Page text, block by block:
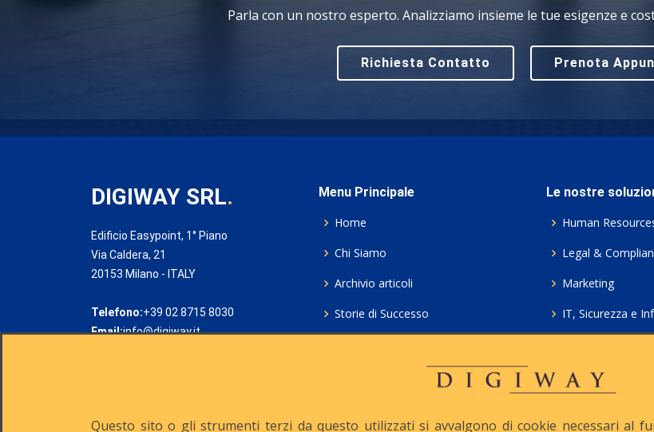
Parla con un nostro esperto. Analizziamo insieme le tue esigenze e
Richiesta Contatto Prenota
DIGIWAY SRL.
Edificio Easypoint, 1° Piano
Via Caldera, 21
20153 Milano - ITALY
Telefono:+39 02 8715 8030
Email:info@digiway.it
Menu Principale
Home
Chi Siamo
Archivio articoli
Storie di Successo
Le nostre
Human
Legal &
Marketing
IT, Sicurezza e
Consulenza ICT e
Questo sito o gli strumenti terzi da questo utilizzati si avvalgono di cookie necessari al